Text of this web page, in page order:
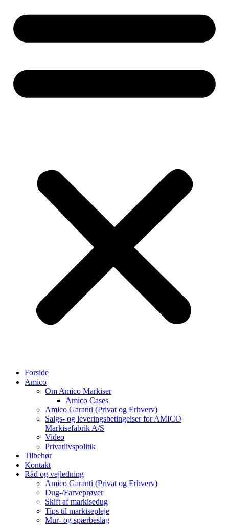
Forside
Amico
Om Amico Markiser
Amico Cases
Amico Garanti (Privat og Erhverv)
Salgs- og leveringsbetingelser for AMICO
Markisefabrik A/S
Video
Privatlivspolitik
Tilbehør
Kontakt
Råd og vejledning
Amico Garanti (Privat og Erhverv)
Dug-/Farveprøver
Skift af markisedug
Tips til markisepleje
Mur- og spærbeslag